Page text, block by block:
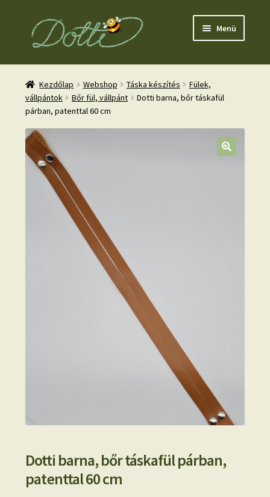
Ugrás
Kilépés
Menü
Kezdőlap Webshop Táska készítés
Fülek,
vállpántok
Bőr fül, vállpánt
Dotti barna, bőr táskafül
párban, patenttal 60 cm
Dotti barna, bőr táskafül párban,
patenttal 60 cm